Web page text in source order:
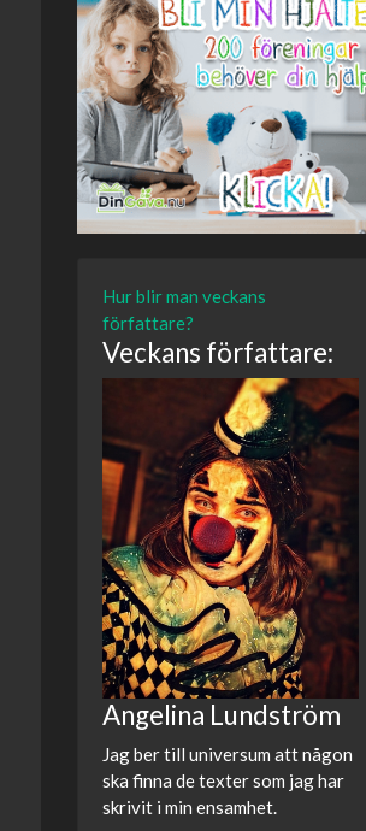
Hur blir man veckans
författare?
Veckans författare:
Angelina Lundström
Jag ber till universum att någon
ska finna de texter som jag har
skrivit i min ensamhet.